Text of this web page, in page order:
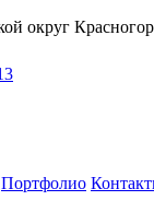
округ
Портфолио